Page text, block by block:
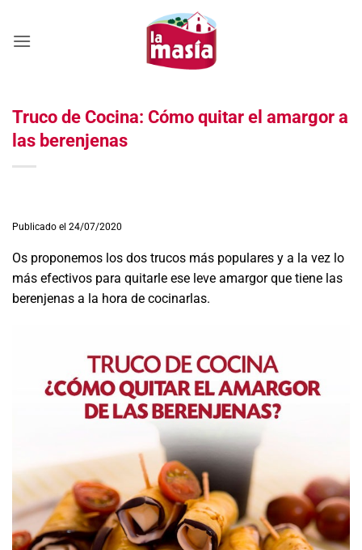
contenido
Truco de Cocina: Cómo quitar el amargor a
las berenjenas
Publicado el 24/07/2020
Os proponemos los dos trucos más populares y a la vez lo
más efectivos para quitarle ese leve amargor que tiene las
berenjenas a la hora de cocinarlas.